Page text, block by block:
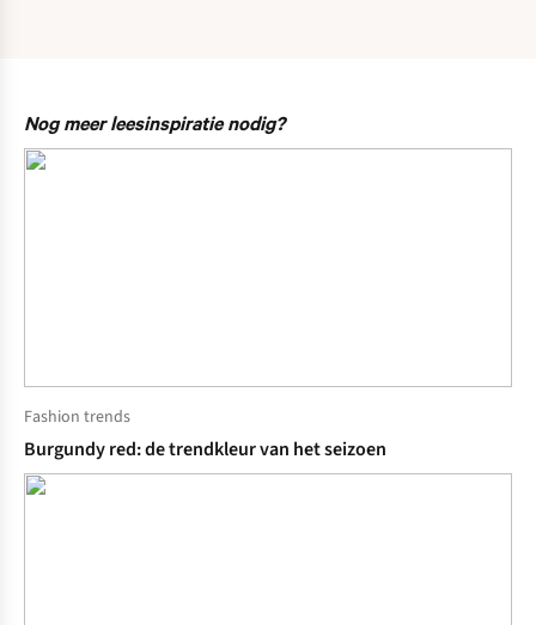
Nog meer leesinspiratie nodig?
Fashion trends
Burgundy red: de trendkleur van het seizoen